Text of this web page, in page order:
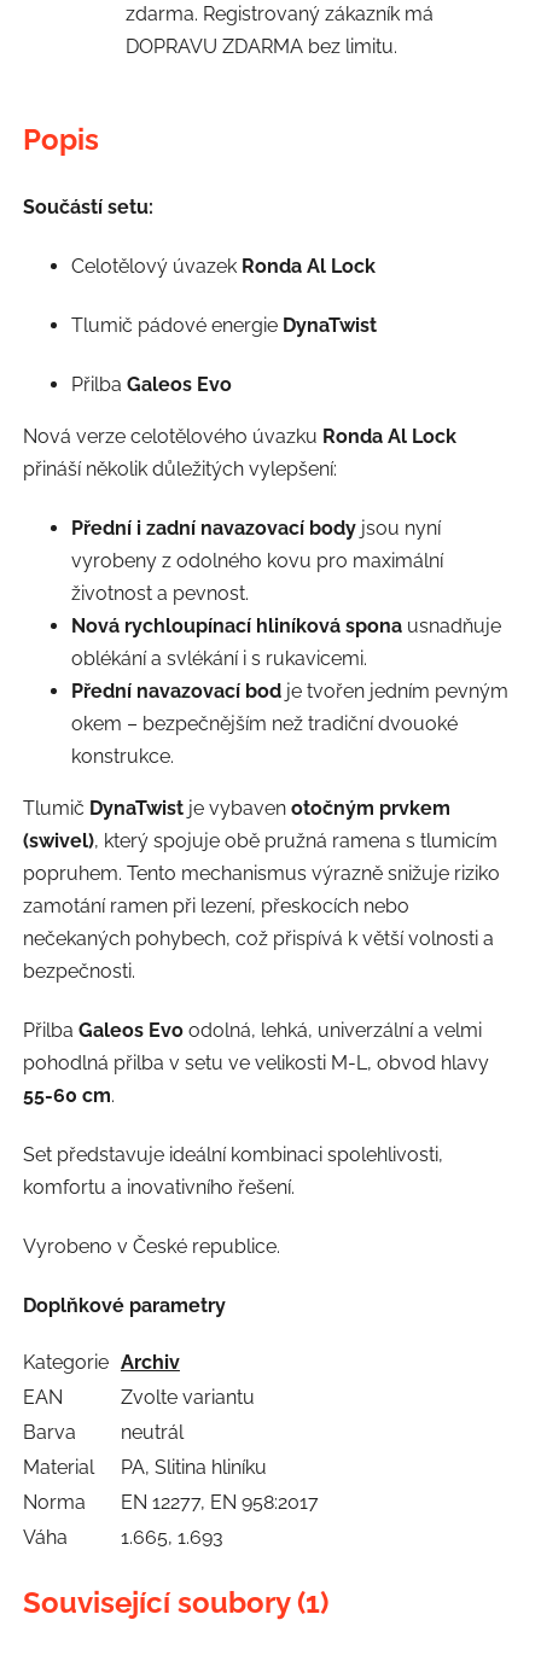
zdarma. Registrovaný zákazník má
DOPRAVU ZDARMA bez limitu.
Popis
Součástí setu:
Celotělový úvazek Ronda Al Lock
Tlumič pádové energie DynaTwist
Přilba Galeos Evo
Nová verze celotělového úvazku Ronda Al Lock
přináší několik důležitých vylepšení:
Přední i zadní navazovací bodyjsou nyní
vyrobeny z odolného kovu pro maximální
životnost a pevnost.
Nová rychloupínací hliníková sponausnadňuje
oblékání a svlékání i s rukavicemi.
Přední navazovací bodje tvořen jedním pevným
okem – bezpečnějším než tradiční dvouoké
konstrukce.
Tlumič DynaTwistje vybaven otočným prvkem
(swivel), který spojuje obě pružná ramena s tlumicím
popruhem. Tento mechanismus výrazně snižuje riziko
zamotání ramen při lezení, přeskocích nebo
nečekaných pohybech, což přispívá k větší volnosti a
bezpečnosti.
Přilba Galeos Evoodolná, lehká, univerzální a velmi
pohodlná přilba v setu ve velikosti M-L, obvod hlavy
55-60 cm.
Set představuje ideální kombinaci spolehlivosti,
komfortu a inovativního řešení.
Vyrobeno v České republice.
Doplňkové parametry
Kategorie Archiv
EAN
Zvolte variantu
Barva
neutrál
Material
PA, Slitina hliníku
Norma
EN 12277, EN 958:2017
Váha
1.665, 1.693
Související soubory (1)